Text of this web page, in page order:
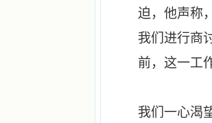
迫，他声称
我们进行商
前，这一工
我们一心渴